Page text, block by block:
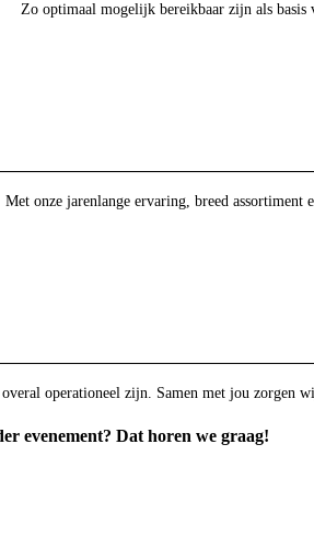
Zo optimaal mogelijk bereikbaar zijn als
Met onze jarenlange ervaring, breed assortiment
operationeel zijn. Samen met jou zorgen
evenement? Dat horen we graag!